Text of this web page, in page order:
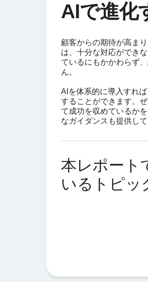
AIで進化
顧客からの期待が高ま
は、十分な対応ができ
ているにもかかわらず
ん。
AIを体系的に導入すれ
することができます。
て成功を収めているか
なガイダンスも提供して
本レポート
いるトピッ